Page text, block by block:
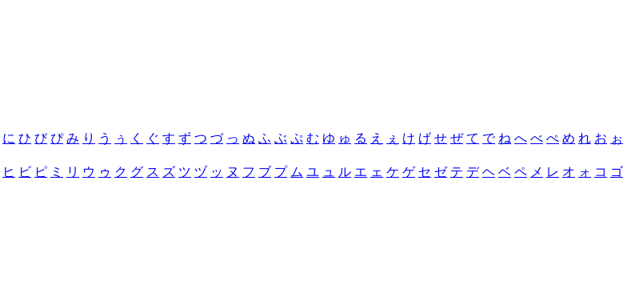
に ひ び ぴ み り う ぅ く ぐ す ず つ づ っ ぬ ふ ぶ ぷ む ゆ ゅ る え ぇ け げ せ ぜ て で ね へ べ ぺ め れ お ぉ
ヒ ビ ピ ミ リ ウ ゥ ク グ ス ズ ツ ヅ ッ ヌ フ ブ プ ム ユ ュ ル エ ェ ケ ゲ セ ゼ テ デ ヘ ベ ペ メ レ オ ォ コ ゴ